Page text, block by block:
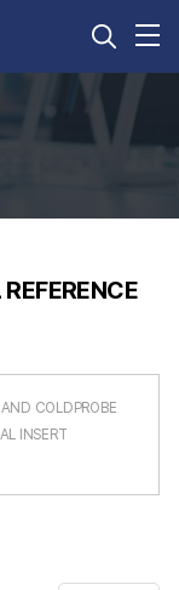
Accessory
COLDPROBE
INSERT